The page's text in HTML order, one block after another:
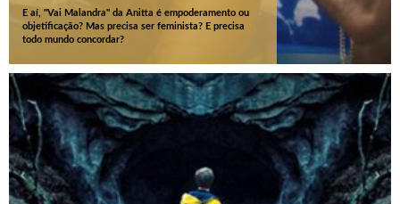
E aí, "Vai Malandra" da Anitta é empoderamento ou
objetificação? Mas precisa ser feminista? E precisa
todo mundo concordar?